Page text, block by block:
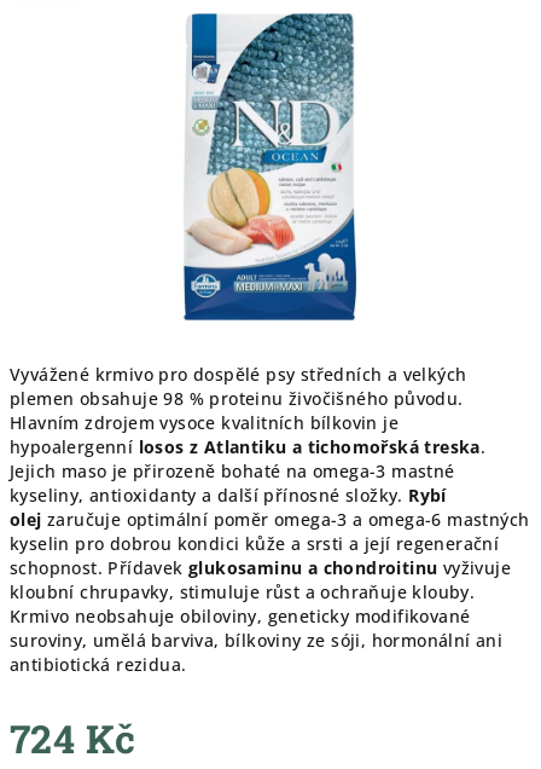
Vyvážené krmivo pro dospělé psy středních a velkých
plemen obsahuje 98 % proteinu živočišného původu.
Hlavním zdrojem vysoce kvalitních bílkovin je
hypoalergenní losos z Atlantiku a tichomořská treska.
Jejich maso je přirozeně bohaté na omega-3 mastné
kyseliny, antioxidanty a další přínosné složky. Rybí
olej zaručuje optimální poměr omega-3 a omega-6 mastných
kyselin pro dobrou kondici kůže a srsti a její regenerační
schopnost. Přídavek glukosaminu a chondroitinu vyživuje
kloubní chrupavky, stimuluje růst a ochraňuje klouby.
Krmivo neobsahuje obiloviny, geneticky modifikované
suroviny, umělá barviva, bílkoviny ze sóji, hormonální ani
antibiotická rezidua.
724 Kč
hvězdiček.